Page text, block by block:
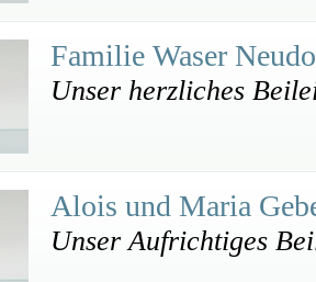
Familie Waser
Unser herzliches
Alois und Maria
Unser Aufrichtiges